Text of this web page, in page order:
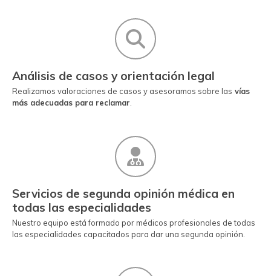
Análisis de casos y orientación legal
Realizamos valoraciones de casos y asesoramos sobre las vías
más adecuadas para reclamar
Servicios de segunda opinión médica en
todas las especialidades
Nuestro equipo está formado por médicos profesionales de todas
las especialidades capacitados para dar una segunda opinión.